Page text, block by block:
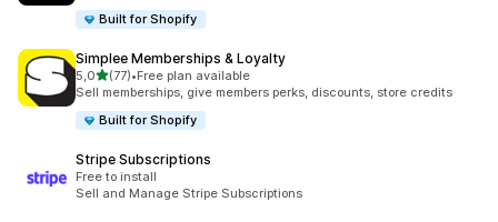
Built for Shopify
Simplee Memberships & Loyalty
5,0z 5 hvězd
(77)
Celkový počet recenzí: 77
•Free plan available
Sell memberships, give members perks, discounts, store credits
Built for Shopify
Stripe Subscriptions
Free to install
Sell and Manage Stripe Subscriptions